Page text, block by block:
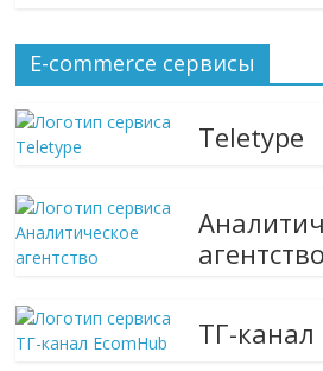
соцсетях.
Нам
как
знать
Сеть
меняет
жизнь
людей
и
обсудить
E-commerce сервисы
Teletype
агентство
ТГ-канал